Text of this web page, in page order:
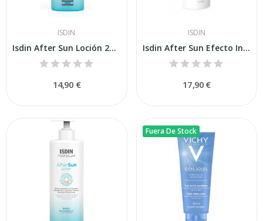
ISDIN
Isdin After Sun Loción 200ml
14,90 €
ISDIN
Isdin After Sun Efecto Inmediato Spray 200 ml
17,90 €
Fuera De Stock